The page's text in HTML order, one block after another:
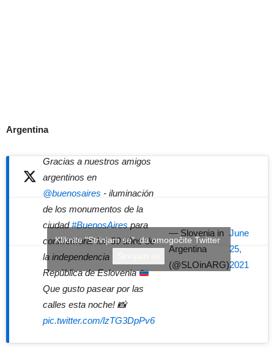
Argentina
Gracias a nuestros amigos
argentinos en
@buenosaires - iluminación
de los monumentos de la
ciudad#BuenosAirespara
conmemorar los 30 años de
la independencia de la
República de Eslovenia
Que gusto pasear por las
calles esta noche! 📸
pic.twitter.com/lzTG3DpPv6
— Slovenia in
Argentina
(@SLOinARG)
June
25,
2021
Kliknite "Strinjam se", da omogočite Twitter